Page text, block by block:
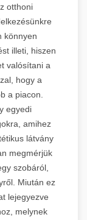
otthoni
könnyen
illeti, hiszen
valósítani a
hogy a
a piacon.
egyedi
amihez
látvány
megmérjük
szobáról,
Miután ez
lejegyezve
melynek